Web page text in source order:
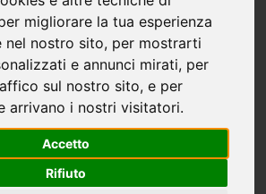
migliorare la tua esperienza
nel nostro sito, per mostrarti
e annunci mirati, per
sul nostro sito, e per
arrivano i nostri visitatori.
Accetto
Rifiuto